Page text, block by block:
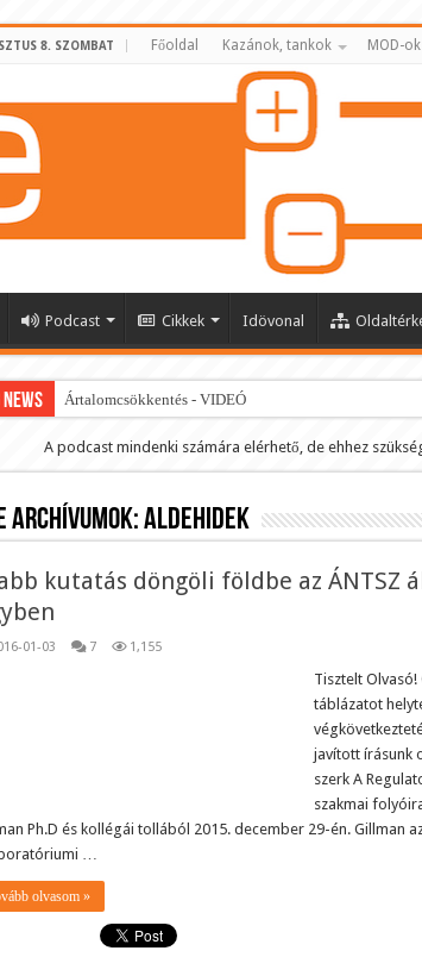
8. SZOMBAT Főoldal Kazánok, tankok MOD-ok
Podcast Cikkek Idövonal
Ártalomcsökkentés - VIDEÓ
E-cigi használati szokások 2.0
Android Podcast alkalmazás letöltése
Párásító podcast lejátszási lista
A podcast mindenki számára elérhető, de ehhez
archívumok:aldehidek
kutatás döngöli földbe az ÁNTSZ
01-03 7 1,155
Tisztelt Olvasó!
táblázatot
javított írásunk
szerk A
szakmai
Ph.D és kollégái tollából 2015. december 29-én. Gillman
…
olvasom »